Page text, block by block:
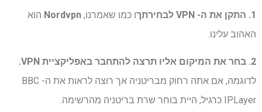
1. התקן את ה- VPN לבחירתך ו כמו שאמרנו, Nordvpn הוא
האהוב עלינו.
2. בחר את המיקום אליו תרצה להתחבר באפליקציית VPN.
לדוגמה, אם אתה רחוק מבריטניה אך רוצה לראות את ה- BBC
IPLayer כרגיל, היית בוחר שרת בריטניה מהרשימה.